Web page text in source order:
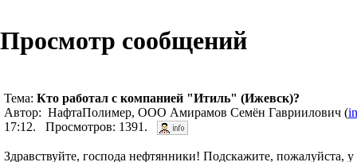
Просмотр сообщений
Тема: Кто работал с компанией "Итиль" (Ижевск)?
Автор: НафтаПолимер, ООО Амирамов Семён Гавриилович (
17:12. Просмотров: 1391.
Здравствуйте, господа нефтянники! Подскажите, пожалуйста,